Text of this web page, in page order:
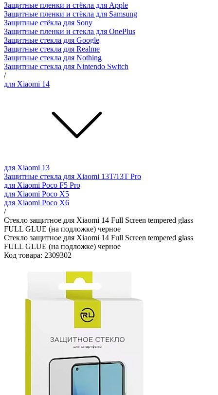
Защитные пленки и стёкла для Apple
Защитные пленки и стёкла для Samsung
Защитные стёкла для Sony
Защитные пленки и стекла для OnePlus
Защитные стекла для Google
Защитные стекла для Realme
Защитные стекла для Nothing
Защитные стекла для Nintendo Switch
/
для Xiaomi 14
для Xiaomi 13
Защитные стекла для Xiaomi 13T/13T Pro
для Xiaomi Poco F5 Pro
для Xiaomi Poco X5
для Xiaomi Poco X6
/
Стекло защитное для Xiaomi 14 Full Screen tempered glass
FULL GLUE (на подложке) черное
Стекло защитное для Xiaomi 14 Full Screen tempered glass
FULL GLUE (на подложке) черное
Код товара: 2309302